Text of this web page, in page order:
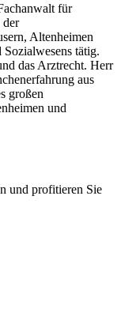
für
der
Altenheimen
tätig.
das Arztrecht. Herr
aus
großen
und
und profitieren Sie